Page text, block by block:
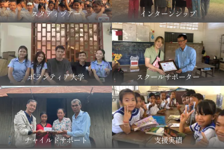
スタディツアー インターンシップ
ボランティア大学 スクールサポーター
チャイルドサポート 支援実績